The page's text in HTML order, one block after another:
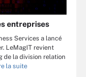
entreprises
Services a lancé
LeMagIT revient
de la division relation
la suite